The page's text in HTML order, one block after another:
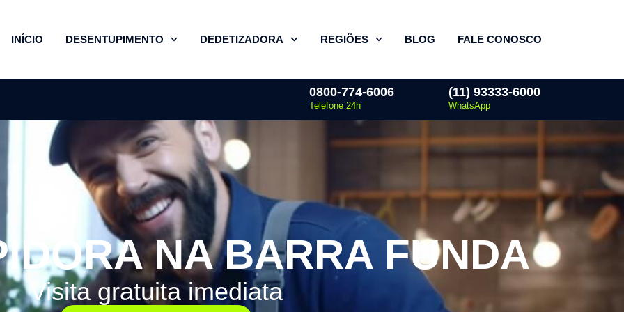
INÍCIO DESENTUPIMENTO DEDETIZADORA REGIÕES BLOG FALE CONOSCO
0800-774-6006
Telefone 24h
(11) 93333-6000
WhatsApp
NA BARRA FUNDA
Visita gratuita imediata